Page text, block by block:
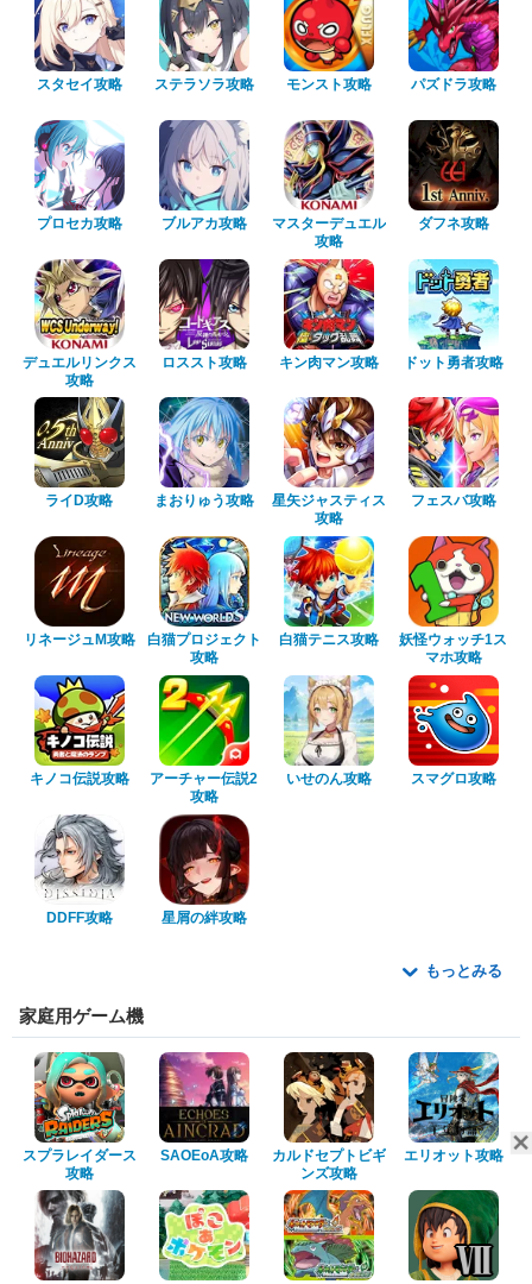
スタセイ攻略 ステラソラ攻略 モンスト攻略 パズドラ攻略
プロセカ攻略 ブルアカ攻略
マスターデュエル
攻略
ダフネ攻略
デュエルリンクス
攻略
ロススト攻略 キン肉マン攻略 ドット勇者攻略
ライD攻略 まおりゅう攻略
星矢ジャスティス
攻略
フェスバ攻略
リネージュM攻略
白猫プロジェクト
攻略
白猫テニス攻略
妖怪ウォッチ1ス
マホ攻略
キノコ伝説攻略
アーチャー伝説2
攻略
いせのん攻略 スマグロ攻略
DDFF攻略 星屑の絆攻略
もっとみる
家庭用ゲーム機
スプラレイダース
攻略
SAOEoA攻略
カルドセプトビギ
ンズ攻略
エリオット攻略